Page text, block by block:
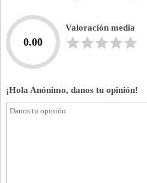
0.00
Valoración media
¡Hola Anónimo, danos tu opinión!